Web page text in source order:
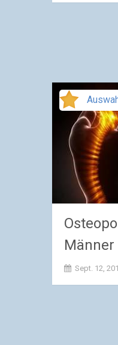
Sept. 12,